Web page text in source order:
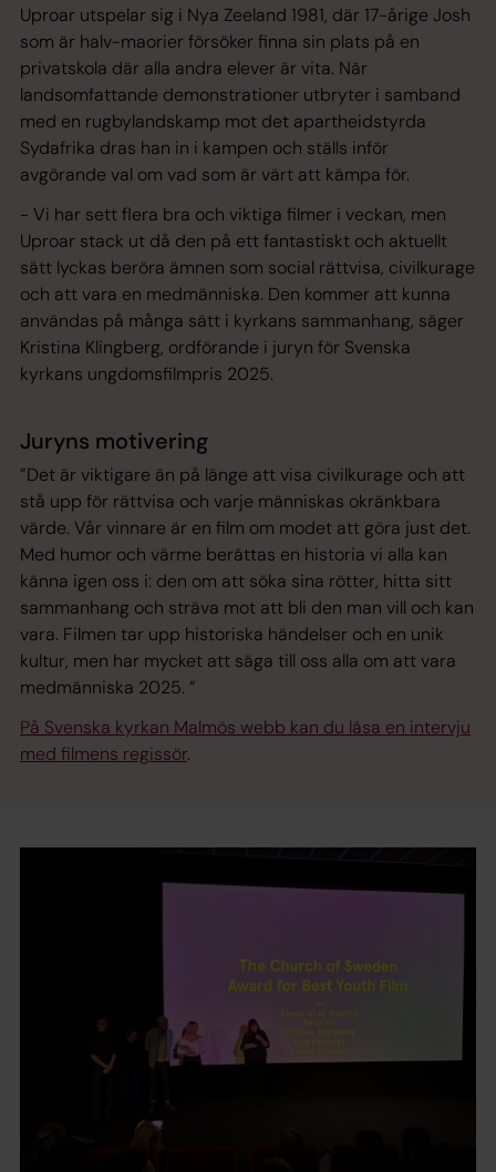
Uproar utspelar sig i Nya Zeeland 1981, där 17-årige Josh
som är halv-maorier försöker finna sin plats på en
privatskola där alla andra elever är vita. När
landsomfattande demonstrationer utbryter i samband
med en rugbylandskamp mot det apartheidstyrda
Sydafrika dras han in i kampen och ställs inför
avgörande val om vad som är värt att kämpa för.
- Vi har sett flera bra och viktiga filmer i veckan, men
Uproar stack ut då den på ett fantastiskt och aktuellt
sätt lyckas beröra ämnen som social rättvisa, civilkurage
och att vara en medmänniska. Den kommer att kunna
användas på många sätt i kyrkans sammanhang, säger
Kristina Klingberg, ordförande i juryn för Svenska
kyrkans ungdomsfilmpris 2025.
Juryns motivering
”Det är viktigare än på länge att visa civilkurage och att
stå upp för rättvisa och varje människas okränkbara
värde. Vår vinnare är en film om modet att göra just det.
Med humor och värme berättas en historia vi alla kan
känna igen oss i: den om att söka sina rötter, hitta sitt
sammanhang och sträva mot att bli den man vill och kan
vara. Filmen tar upp historiska händelser och en unik
kultur, men har mycket att säga till oss alla om att vara
medmänniska 2025. ”
På Svenska kyrkan Malmös webb kan du läsa en intervju
med filmens regissör.